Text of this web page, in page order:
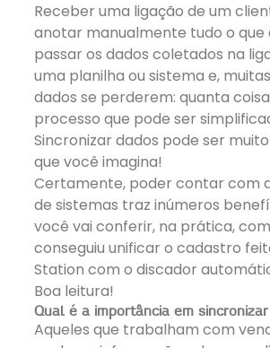
Receber uma ligação de um
anotar manualmente tudo o que
passar os dados coletados na
uma planilha ou sistema e,
dados se perderem: quanta
processo que pode ser
Sincronizar dados pode ser
que você imagina!
Certamente, poder contar com
de sistemas trazinúmeros
você vai conferir, na prática,
conseguiu unificar o cadastro
Station com odiscador
Boa leitura!
Qual é a importância em
Aqueles que trabalham com